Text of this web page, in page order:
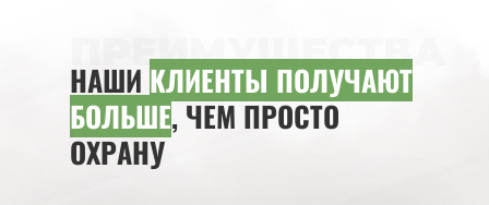
ПРЕИМУЩЕСТВА
НАШИ КЛИЕНТЫ ПОЛУЧАЮТ
БОЛЬШЕ, ЧЕМ ПРОСТО
ОХРАНУ